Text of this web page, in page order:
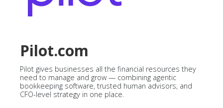
Pilot.com
Pilot gives businesses all the financial resources they
need to manage and grow — combining agentic
bookkeeping software, trusted human advisors, and
CFO-level strategy in one place.